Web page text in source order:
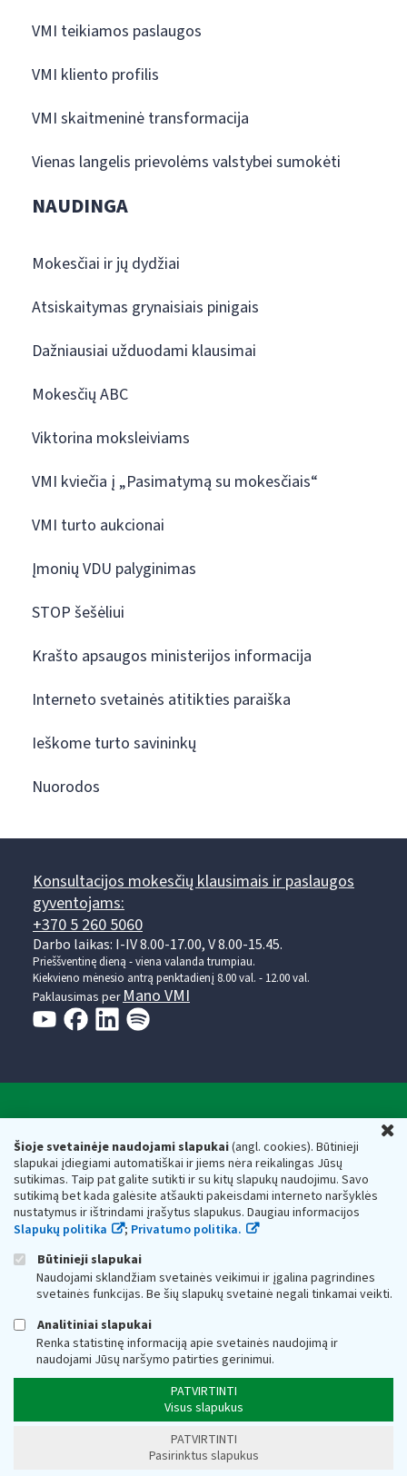
Šioje svetainėje naudojami slapukai(angl. cookies). Būtinieji
slapukai įdiegiami automatiškai ir jiems nėra reikalingas Jūsų
sutikimas. Taip pat galite sutikti ir su kitų slapukų naudojimu. Savo
sutikimą bet kada galėsite atšaukti pakeisdami interneto naršyklės
nustatymus ir ištrindami įrašytus slapukus. Daugiau informacijos
Slapukų politika
; Privatumo politika.
Būtinieji slapukai
Naudojami sklandžiam svetainės veikimui ir įgalina pagrindines
svetainės funkcijas. Be šių slapukų svetainė negali tinkamai veikti.
Analitiniai slapukai
Renka statistinę informaciją apie svetainės naudojimą ir
naudojami Jūsų naršymo patirties gerinimui.
PATVIRTINTI
Visus slapukus
PATVIRTINTI
Pasirinktus slapukus
VMI teikiamos paslaugos
VMI kliento profilis
VMI skaitmeninė transformacija
Vienas langelis prievolėms valstybei sumokėti
NAUDINGA
Mokesčiai ir jų dydžiai
Atsiskaitymas grynaisiais pinigais
Dažniausiai užduodami klausimai
Mokesčių ABC
Viktorina moksleiviams
VMI kviečia į „Pasimatymą su mokesčiais“
VMI turto aukcionai
Įmonių VDU palyginimas
STOP šešėliui
Krašto apsaugos ministerijos informacija
Interneto svetainės atitikties paraiška
Ieškome turto savininkų
Nuorodos
Konsultacijos mokesčių klausimais ir paslaugos
gyventojams:
+370 5 260 5060
Darbo laikas: I-IV 8.00-17.00, V 8.00-15.45.
Prieššventinę dieną - viena valanda trumpiau.
Kiekvieno mėnesio antrą penktadienį 8.00 val. - 12.00 val.
Paklausimas per Mano VMI
Respublikos finansų ministerijos
Biudžetinė įstaiga. Juridinio asmens kodas — 188659752,
adresas: Vasario 16-osios g. 14, 01107 Vilnius, Lietuva, el.paštas:
vmi@vmi.lt, E. pristatymo dėžutės adresas 188659752
Duomenys apie Valstybinę mokesčių inspekciją prie Lietuvos
Respublikos finansų ministerijos kaupiami ir saugomi Juridinių